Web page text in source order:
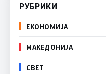
РУБРИКИ
ЕКОНОМИЈА
МАКЕДОНИЈА
СВЕТ